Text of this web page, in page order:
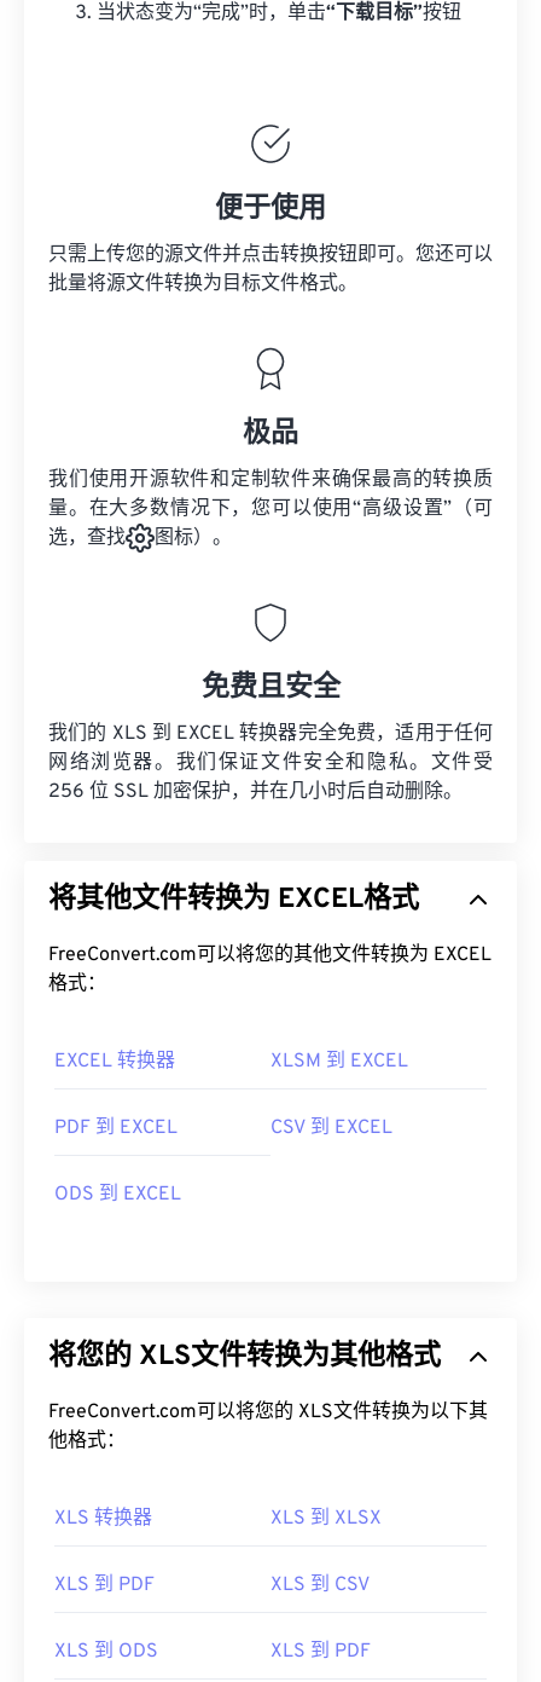
当状态变为“完成”时，单击“下载目标”按钮
便于使用
只需上传您的源文件并点击转换按钮即可。您还可以
批量将源文件转换为目标文件格式。
极品
我们使用开源软件和定制软件来确保最高的转换质
量。在大多数情况下，您可以使用“高级设置”（可
选，查找
图标）。
免费且安全
我们的 XLS 到 EXCEL 转换器完全免费，适用于任何
网络浏览器。我们保证文件安全和隐私。文件受
256 位 SSL 加密保护，并在几小时后自动删除。
将其他文件转换为 EXCEL格式
FreeConvert.com可以将您的其他文件转换为 EXCEL
格式：
EXCEL 转换器 XLSM 到 EXCEL
PDF 到 EXCEL CSV 到 EXCEL
ODS 到 EXCEL
将您的 XLS文件转换为其他格式
FreeConvert.com可以将您的 XLS文件转换为以下其
他格式：
XLS 转换器 XLS 到 XLSX
XLS 到 PDF XLS 到 CSV
XLS 到 ODS XLS 到 PDF